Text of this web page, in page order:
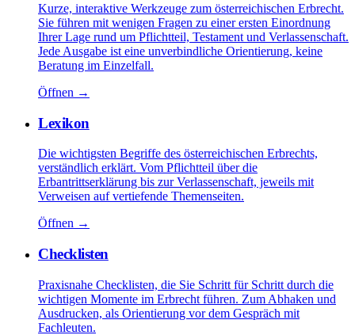
Kurze, interaktive Werkzeuge zum österreichischen Erbrecht.
Sie führen mit wenigen Fragen zu einer ersten Einordnung
Ihrer Lage rund um Pflichtteil, Testament und Verlassenschaft.
Jede Ausgabe ist eine unverbindliche Orientierung, keine
Beratung im Einzelfall.
Öffnen →
Lexikon
Die wichtigsten Begriffe des österreichischen Erbrechts,
verständlich erklärt. Vom Pflichtteil über die
Erbantrittserklärung bis zur Verlassenschaft, jeweils mit
Verweisen auf vertiefende Themenseiten.
Öffnen →
Checklisten
Praxisnahe Checklisten, die Sie Schritt für Schritt durch die
wichtigen Momente im Erbrecht führen. Zum Abhaken und
Ausdrucken, als Orientierung vor dem Gespräch mit
Fachleuten.